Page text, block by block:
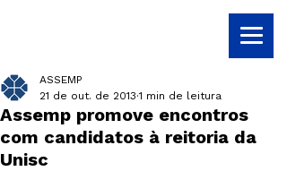
Assemp promove encontros
com candidatos à reitoria da
Unisc
ASSEMP
21 de out. de 2013 1 min de leitura